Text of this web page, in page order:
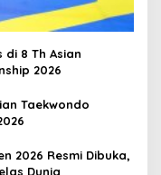
di 8 Th Asian
2026
Taekwondo
2026 Resmi Dibuka,
Dunia